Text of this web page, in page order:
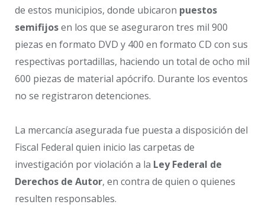
de estos municipios, donde ubicaron puestos
semifijosen los que se aseguraron tres mil 900
piezas en formato DVD y 400 en formato CD con sus
respectivas portadillas, haciendo un total de ocho mil
600 piezas de material apócrifo. Durante los eventos
no se registraron detenciones.
La mercancía asegurada fue puesta a disposición del
Fiscal Federal quien inicio las carpetas de
investigación por violación a la Ley Federal de
Derechos de Autor, en contra de quien o quienes
resulten responsables.